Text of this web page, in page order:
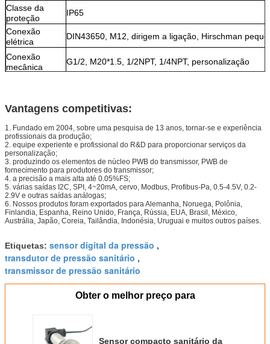
Classe da
proteção
IP65
Conexão
elétrica
DIN43650, M12, dirigem a ligação, Hirschman
Conexão
mecânica
G1/2, M20*1.5, 1/2NPT, 1/4NPT, personalização
Material do
SS304
Vantagens competitivas:
1. Fundado em 2004, sobre uma pesquisa de 13 anos, tornar-se e experiência
profissionais da produção;
2. equipe experiente e profissional do R&D para proporcionar serviços da
personalização;
3. produzindo os elementos de núcleo PWB do transmissor, PWB de
fornecimento para produtores do transmissor;
4. a precisão a mais alta até 0.05%FS;
5. várias saídas I2C, SPI, 4~20mA, cervo, Modbus, Profibus-Pa, 0.5-4.5V, 0.2-
2.9V e outras saídas análogas;
6. Nossos produtos foram exportados para Alemanha, Noruega, Polônia,
Finlandia, Espanha, Reino Unido, França, Rússia, EUA, Brasil, México,
Austrália, Japão, Coreia, Tailândia, Indonésia, Uruguai e muitos outros países.
Etiquetas: sensor digital da pressão ,
transdutor de pressão sanitário ,
transmissor de pressão sanitário
Obter o melhor preço para
Sensor compacto sanitário da